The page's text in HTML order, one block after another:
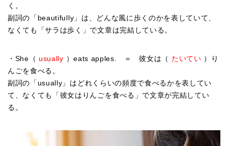
く。
副詞の「beautifully」は、どんな風に歩くのかを表していて、
なくても「サラは歩く」で文章は完結している。
・She（ usually ）eats apples. ＝ 彼女は（ たいてい ）り
んごを食べる。
副詞の「usually」はどれくらいの頻度で食べるかを表してい
て、なくても「彼女はりんごを食べる」で文章が完結してい
る。